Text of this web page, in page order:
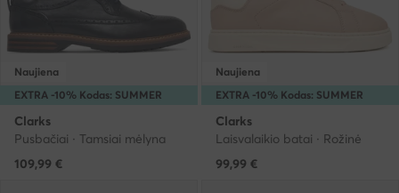
EXTRA -10% Kodas: SUMMER
Naujiena
Clarks
Pusbačiai · Tamsiai mėlyna
109,99 €
EXTRA -10% Kodas: SUMMER
Naujiena
Clarks
Laisvalaikio batai · Rožinė
99,99 €